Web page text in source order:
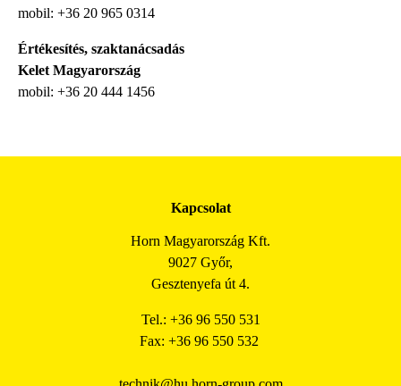
mobil: +36 20 965 0314
Értékesítés, szaktanácsadás
Kelet Magyarország
mobil: +36 20 444 1456
Kapcsolat
Horn Magyarország Kft.
9027 Győr,
Gesztenyefa út 4.
Tel.: +36 96 550 531
Fax: +36 96 550 532